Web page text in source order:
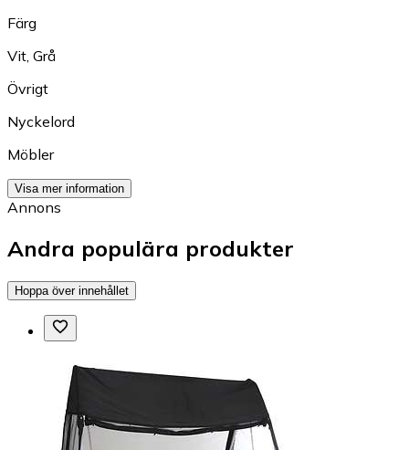
Färg
Vit Grå
Övrigt
Nyckelord
Möbler
Visa mer information
Annons
Andra populära produkter
Hoppa över innehållet